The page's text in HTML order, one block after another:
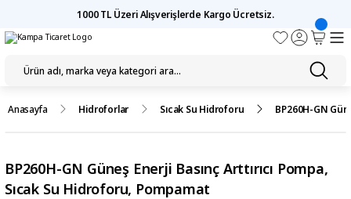
1000 TL Üzeri Alışverişlerde Kargo Ücretsiz.
Anasayfa Hidroforlar Sıcak Su Hidroforu BP260H-GN
BP260H-GN Güneş Enerji Basınç Arttırıcı Pompa,
Sıcak Su Hidroforu, Pompamat